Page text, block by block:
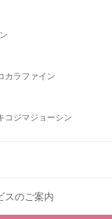
カラファイン
コジマジョーシン
スのご案内